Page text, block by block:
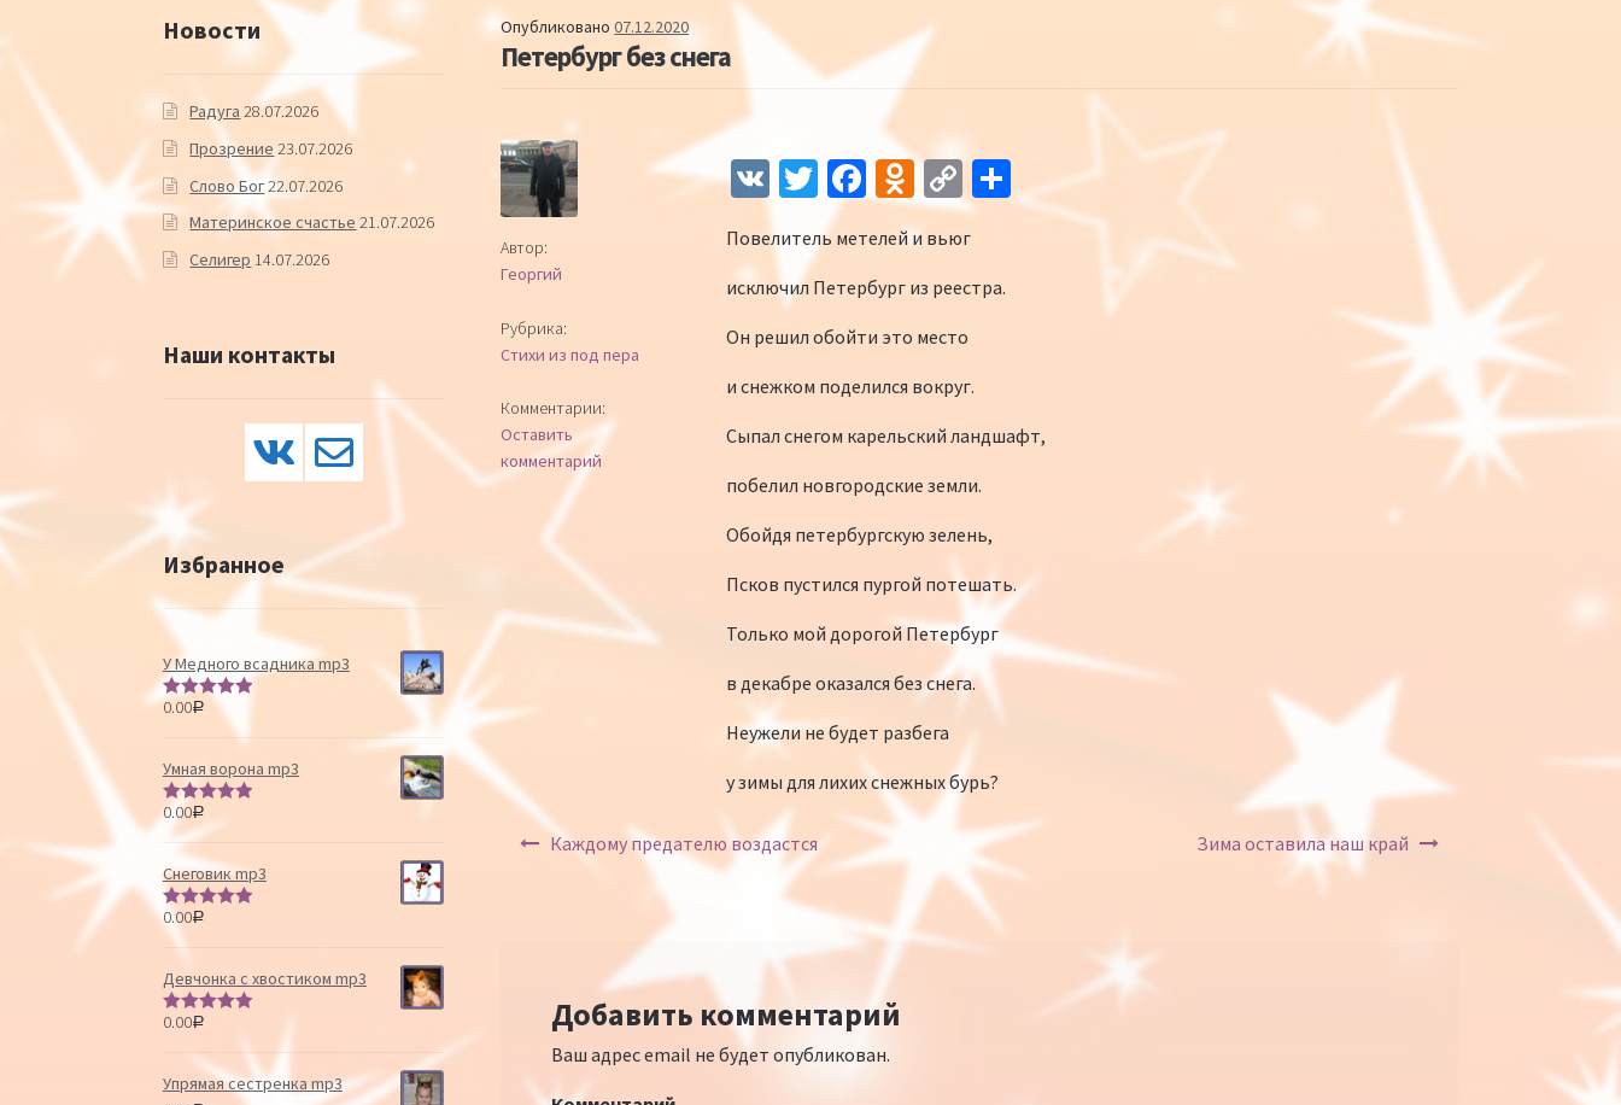
Опубликовано07.12.2020
Петербург без снега
Автор:
Георгий
Рубрика:
Стихи из под пера
Комментарии:
Оставить
комментарий
V
K
T
wi
tt
er
Fa
ce
b
o
o
k
O
d
n
o
kl
as
sn
iki
C
o
p
y
Li
n
k
О
т
ть
Повелитель метелей и вьюг
исключил Петербург из реестра.
Он решил обойти это место
и снежком поделился вокруг.
Сыпал снегом карельский ландшафт,
побелил новгородские земли.
Обойдя петербургскую зелень,
Псков пустился пургой потешать.
Только мой дорогой Петербург
в декабре оказался без снега.
Неужели не будет разбега
у зимы для лихих снежных бурь?
Навигация по записям
Каждому предателю воздастся Зима оставила наш край
Добавить комментарий
Ваш адрес email не будет опубликован.
Новости
Радуга 28.07.2026
Прозрение 23.07.2026
Слово Бог22.07.2026
Материнское счастье 21.07.2026
Селигер 14.07.2026
Наши контакты
Избранное
У Медного всадника mp3
Оценка5.00
0.00Р
Умная ворона mp3
Оценка
из 5
0.00Р
Снеговик mp3
Оценка
0.00Р
Девчонка с хвостиком mp3
Оценка
0.00Р
Упрямая сестренка mp3